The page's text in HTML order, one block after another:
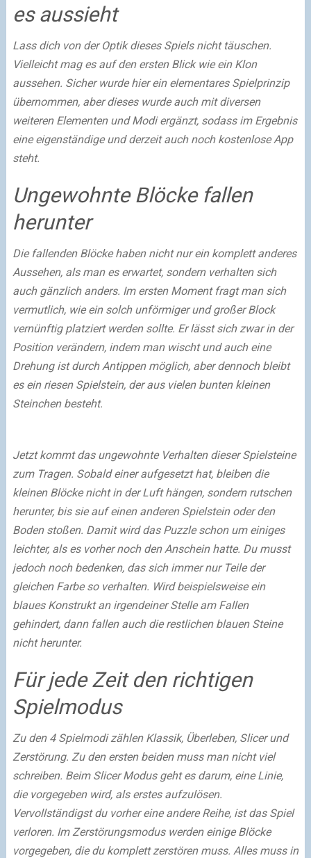
es aussieht
Lass dich von der Optik dieses Spiels nicht täuschen.
Vielleicht mag es auf den ersten Blick wie ein Klon
aussehen. Sicher wurde hier ein elementares Spielprinzip
übernommen, aber dieses wurde auch mit diversen
weiteren Elementen und Modi ergänzt, sodass im Ergebnis
eine eigenständige und derzeit auch noch kostenlose App
steht.
Ungewohnte Blöcke fallen
herunter
Die fallenden Blöcke haben nicht nur ein komplett anderes
Aussehen, als man es erwartet, sondern verhalten sich
auch gänzlich anders. Im ersten Moment fragt man sich
vermutlich, wie ein solch unförmiger und großer Block
vernünftig platziert werden sollte. Er lässt sich zwar in der
Position verändern, indem man wischt und auch eine
Drehung ist durch Antippen möglich, aber dennoch bleibt
es ein riesen Spielstein, der aus vielen bunten kleinen
Steinchen besteht.
Jetzt kommt das ungewohnte Verhalten dieser Spielsteine
zum Tragen. Sobald einer aufgesetzt hat, bleiben die
kleinen Blöcke nicht in der Luft hängen, sondern rutschen
herunter, bis sie auf einen anderen Spielstein oder den
Boden stoßen. Damit wird das Puzzle schon um einiges
leichter, als es vorher noch den Anschein hatte. Du musst
jedoch noch bedenken, das sich immer nur Teile der
gleichen Farbe so verhalten. Wird beispielsweise ein
blaues Konstrukt an irgendeiner Stelle am Fallen
gehindert, dann fallen auch die restlichen blauen Steine
nicht herunter.
Für jede Zeit den richtigen
Spielmodus
Zu den 4 Spielmodi zählen Klassik, Überleben, Slicer und
Zerstörung. Zu den ersten beiden muss man nicht viel
schreiben. Beim Slicer Modus geht es darum, eine Linie,
die vorgegeben wird, als erstes aufzulösen.
Vervollständigst du vorher eine andere Reihe, ist das Spiel
verloren. Im Zerstörungsmodus werden einige Blöcke
vorgegeben, die du komplett zerstören muss. Alles muss in